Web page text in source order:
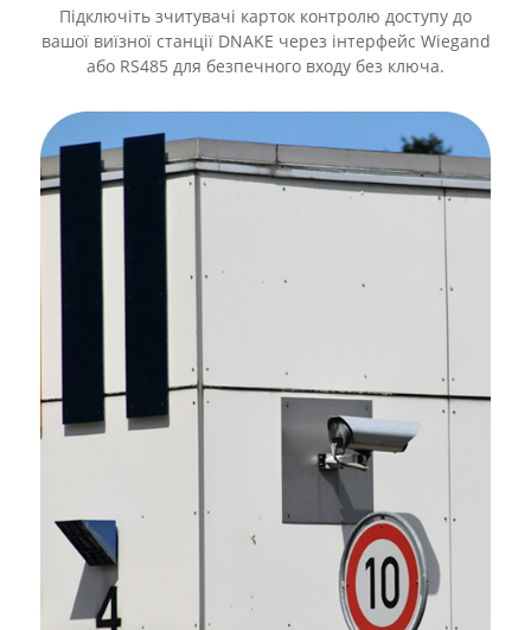
Підключіть зчитувачі карток контролю доступу до
вашої виїзної станції DNAKE через інтерфейс Wiegand
або RS485 для безпечного входу без ключа.